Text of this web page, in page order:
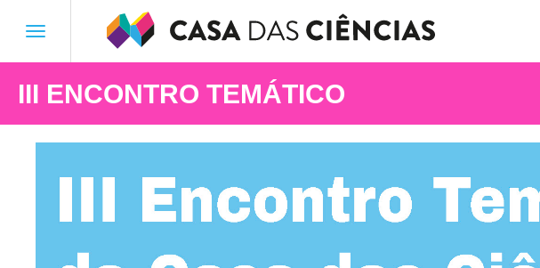
Toggle
III ENCONTRO TEMÁTICO